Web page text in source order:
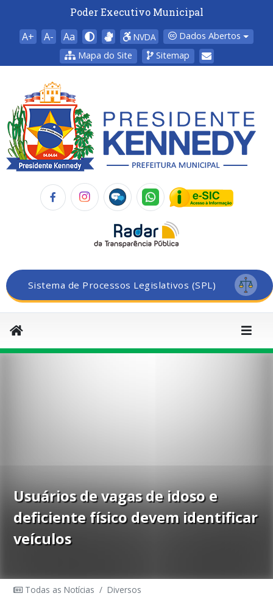
Poder Executivo Municipal
A+ A- Aa NVDA
Dados Abertos
Mapa do Site
Sitemap
Sistema de Processos Legislativos (SPL)
Usuários de vagas de idoso e
deficiente físico devem identificar
veículos
Todas as Notícias / Diversos